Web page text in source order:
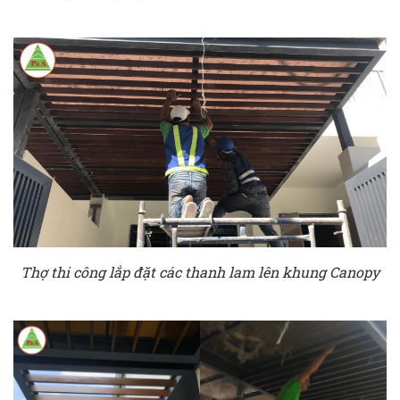
Thợ thi công lắp đặt các thanh lam lên khung Canopy